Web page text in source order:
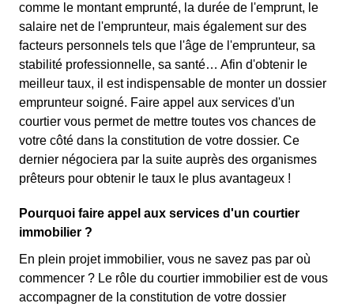
comme le montant emprunté, la durée de l'emprunt, le
salaire net de l'emprunteur, mais également sur des
facteurs personnels tels que l'âge de l'emprunteur, sa
stabilité professionnelle, sa santé… Afin d'obtenir le
meilleur taux, il est indispensable de monter un dossier
emprunteur soigné. Faire appel aux services d'un
courtier vous permet de mettre toutes vos chances de
votre côté dans la constitution de votre dossier. Ce
dernier négociera par la suite auprès des organismes
prêteurs pour obtenir le taux le plus avantageux !
Pourquoi faire appel aux services d'un courtier
immobilier ?
En plein projet immobilier, vous ne savez pas par où
commencer ? Le rôle du courtier immobilier est de vous
accompagner de la constitution de votre dossier